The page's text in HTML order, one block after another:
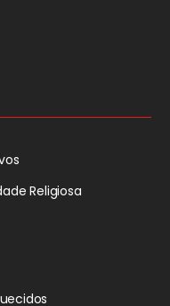
Religiosa